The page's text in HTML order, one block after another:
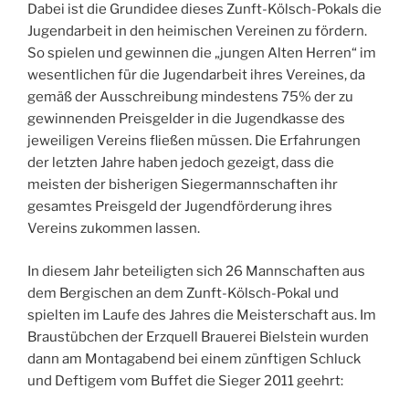
Dabei ist die Grundidee dieses Zunft-Kölsch-Pokals die
Jugendarbeit in den heimischen Vereinen zu fördern.
So spielen und gewinnen die „jungen Alten Herren“ im
wesentlichen für die Jugendarbeit ihres Vereines, da
gemäß der Ausschreibung mindestens 75% der zu
gewinnenden Preisgelder in die Jugendkasse des
jeweiligen Vereins fließen müssen. Die Erfahrungen
der letzten Jahre haben jedoch gezeigt, dass die
meisten der bisherigen Siegermannschaften ihr
gesamtes Preisgeld der Jugendförderung ihres
Vereins zukommen lassen.
In diesem Jahr beteiligten sich 26 Mannschaften aus
dem Bergischen an dem Zunft-Kölsch-Pokal und
spielten im Laufe des Jahres die Meisterschaft aus. Im
Braustübchen der Erzquell Brauerei Bielstein wurden
dann am Montagabend bei einem zünftigen Schluck
und Deftigem vom Buffet die Sieger 2011 geehrt: